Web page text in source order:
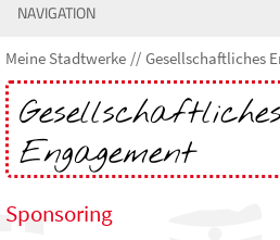
NAVIGATION
Meine Stadtwerke Gesellschaftliches
Gesellschaftliches
Engagement
Sponsoring